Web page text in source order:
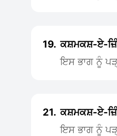
19. ਕਸ਼ਮਕਸ਼-ਏ-
ਇਸ ਭਾਗ ਨੂੰ
21. ਕਸ਼ਮਕਸ਼-ਏ-
ਇਸ ਭਾਗ ਨੂੰ